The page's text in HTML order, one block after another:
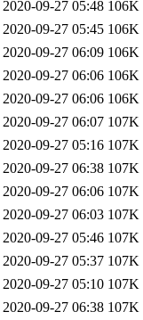
2020-09-27 05:48 106K
2020-09-27 05:45 106K
2020-09-27 06:09 106K
2020-09-27 06:06 106K
2020-09-27 06:06 106K
2020-09-27 06:07 107K
2020-09-27 05:16 107K
2020-09-27 06:38 107K
2020-09-27 06:06 107K
2020-09-27 06:03 107K
2020-09-27 05:46 107K
2020-09-27 05:37 107K
2020-09-27 05:10 107K
2020-09-27 06:38 107K